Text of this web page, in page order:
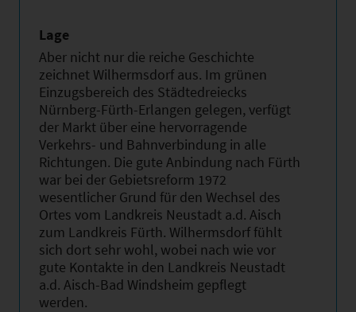
Lage
Aber nicht nur die reiche Geschichte
zeichnet Wilhermsdorf aus. Im grünen
Einzugsbereich des Städtedreiecks
Nürnberg-Fürth-Erlangen gelegen, verfügt
der Markt über eine hervorragende
Verkehrs- und Bahnverbindung in alle
Richtungen. Die gute Anbindung nach Fürth
war bei der Gebietsreform 1972
wesentlicher Grund für den Wechsel des
Ortes vom Landkreis Neustadt a.d. Aisch
zum Landkreis Fürth. Wilhermsdorf fühlt
sich dort sehr wohl, wobei nach wie vor
gute Kontakte in den Landkreis Neustadt
a.d. Aisch-Bad Windsheim gepflegt
werden.